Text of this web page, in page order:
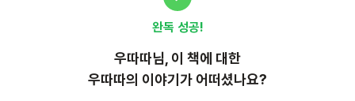
완독 성공!
우따따님, 이 책에 대한
우따따의 이야기가 어떠셨나요?